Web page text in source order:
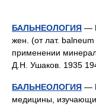
БАЛЬНЕОЛОГИЯ —
жен. (от лат.
применении
Д.Н. Ушаков. 1935
БАЛЬНЕОЛОГИЯ —
медицины,